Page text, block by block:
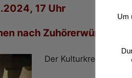
17 Uhr
nach Zuhörerwünschen“
Der Kulturkreis
Um